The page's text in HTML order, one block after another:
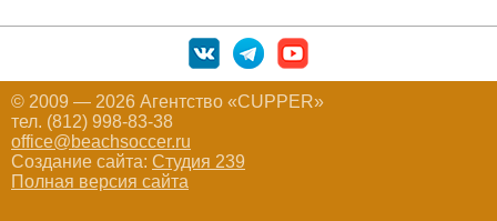
© 2009 — 2026 Агентство «CUPPER»
тел. (812) 998-83-38
office@beachsoccer.ru
Создание сайта: Студия 239
Полная версия сайта